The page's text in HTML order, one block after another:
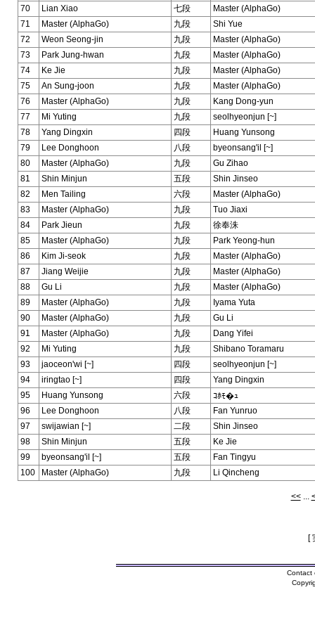
70
Lian Xiao 七段
Master (AlphaGo)
71
Master (AlphaGo) 九段
Shi Yue
72
Weon Seong-jin 九段
Master (AlphaGo)
73
Park Jung-hwan 九段
Master (AlphaGo)
74
Ke Jie 九段
Master (AlphaGo)
75
An Sung-joon 九段
Master (AlphaGo)
76
Master (AlphaGo) 九段
Kang Dong-yun
77
Mi Yuting 九段
seolhyeonjun [~]
78
Yang Dingxin 四段
Huang Yunsong
79
Lee Donghoon 八段
byeonsang'il [~]
80
Master (AlphaGo) 九段
Gu Zihao
81
Shin Minjun 五段
Shin Jinseo
82
Men Tailing 六段
Master (AlphaGo)
83
Master (AlphaGo) 九段
Tuo Jiaxi
84
Park Jieun 九段
徐奉洙
85
Master (AlphaGo) 九段
Park Yeong-hun
86
Kim Ji-seok 九段
Master (AlphaGo)
87
Jiang Weijie 九段
Master (AlphaGo)
88
Gu Li 九段
Master (AlphaGo)
89
Master (AlphaGo) 九段
Iyama Yuta
90
Master (AlphaGo) 九段
Gu Li
91
Master (AlphaGo) 九段
Dang Yifei
92
Mi Yuting 九段
Shibano Toramaru
93
jaoceon'wi [~] 四段
seolhyeonjun [~]
94
iringtao [~] 四段
Yang Dingxin
95
Huang Yunsong 六段
ｺﾎﾓ�ｭ
96
Lee Donghoon 八段
Fan Yunruo
97
swijawian [~] 二段
Shin Jinseo
98
Shin Minjun 五段
Ke Jie
99
byeonsang'il [~] 五段
Fan Tingyu
100
Master (AlphaGo) 九段 Li Qincheng
<<...
[
Contact